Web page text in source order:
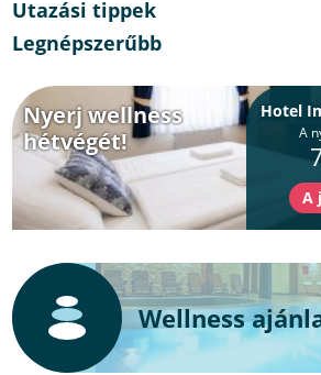
Utazási tippek
Legnépszerűbb
Nyerj wellness
hétvégét!
Hotel
A
Wellness